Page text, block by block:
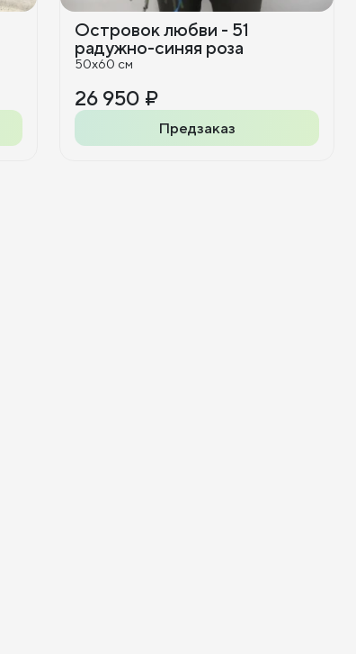
Островок любви - 51
радужно-синяя роза
50x60 см
26 950 ₽
Предзаказ